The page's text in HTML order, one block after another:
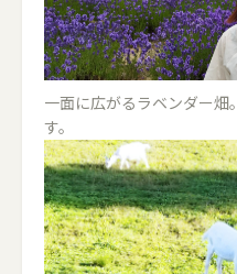
一面に広がるラベンダー畑
す。